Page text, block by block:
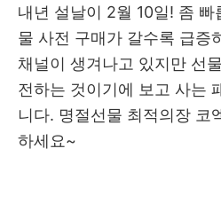
내년 설날이 2월 10일! 좀 빠
물 사전 구매가 갈수록 급증
채널이 생겨나고 있지만 선
전하는 것이기에 보고 사는
니다. 명절선물 최적의장 코
하세요~